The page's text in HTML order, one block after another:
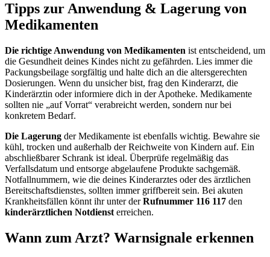
Tipps zur Anwendung & Lagerung von
Medikamenten
Die richtige Anwendung von Medikamenten ist entscheidend, um
die Gesundheit deines Kindes nicht zu gefährden. Lies immer die
Packungsbeilage sorgfältig und halte dich an die altersgerechten
Dosierungen. Wenn du unsicher bist, frag den Kinderarzt, die
Kinderärztin oder informiere dich in der Apotheke. Medikamente
sollten nie „auf Vorrat“ verabreicht werden, sondern nur bei
konkretem Bedarf.
Die Lagerung der Medikamente ist ebenfalls wichtig. Bewahre sie
kühl, trocken und außerhalb der Reichweite von Kindern auf. Ein
abschließbarer Schrank ist ideal. Überprüfe regelmäßig das
Verfallsdatum und entsorge abgelaufene Produkte sachgemäß.
Notfallnummern, wie die deines Kinderarztes oder des ärztlichen
Bereitschaftsdienstes, sollten immer griffbereit sein. Bei akuten
Krankheitsfällen könnt ihr unter derRufnummer 116 117 den
kinderärztlichen Notdienst erreichen.
Wann zum Arzt? Warnsignale erkennen